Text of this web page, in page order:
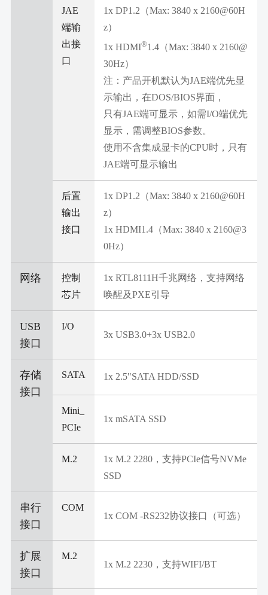
JAE
端输
出接
口
1x DP1.2（Max: 3840 x 2160@60H
z）
1x HDMI®1.4（Max: 3840 x 2160@
30Hz）
注：产品开机默认为JAE端优先显
示输出，在DOS/BIOS界面，
只有JAE端可显示，如需I/O端优先
显示，需调整BIOS参数。
使用不含集成显卡的CPU时，只有
JAE端可显示输出
后置
输出
接口
1x DP1.2（Max: 3840 x 2160@60H
z）
1x HDMI1.4（Max: 3840 x 2160@3
0Hz）
网络
控制
芯片
1x RTL8111H千兆网络，支持网络
唤醒及PXE引导
USB
接口
I/O
3x USB3.0+3x USB2.0
存储
接口
SATA 1x 2.5"SATA HDD/SSD
Mini_
PCIe
1x mSATA SSD
M.2
1x M.2 2280，支持PCIe信号NVMe
SSD
串行
接口
COM
1x COM -RS232协议接口（可选）
扩展
接口
M.2
1x M.2 2230，支持WIFI/BT